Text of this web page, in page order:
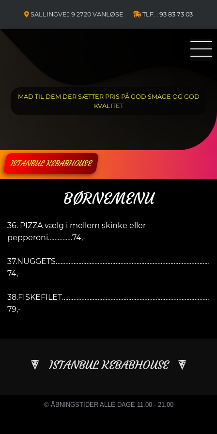
content
SALLINGVEJ 9 2720 VANLØSE TLF. : 93 83 73 03
ISTANBUL KEBABHOUSE
MAD TIL DEM DER SÆTTER PRIS PÅ GOD SMAGE OG GOD
KVALITET
BØRNEMENU
36. PIZZA vælg i mellem skinke eller
pepperoni……………74,-
37.NUGGETS…………………………………………………………………………………..
74,-
38.FISKEFILET……………………………………………………………………………….
79,-
ISTANBUL KEBABHOUSE
© ÅBNINGSTIDER ALLE DAGE 11.00 - 21.00